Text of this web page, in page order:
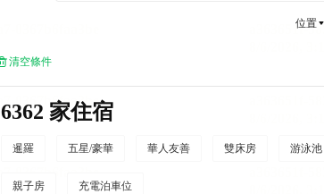
位置
清空條件
6362 家住宿
暹羅 五星/豪華 華人友善 雙床房 游泳池
親子房 充電泊車位